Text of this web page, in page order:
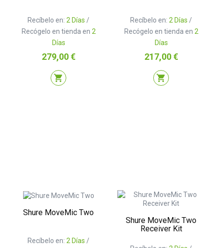
Recíbelo en: 2 Días /
Recógelo en tienda en 2
Días
Precio
279,00 €
shopping_cart
Recíbelo en: 2 Días /
Recógelo en tienda en 2
Días
Precio
217,00 €
shopping_cart
Shure MoveMic Two
Recíbelo en: 2 Días /
Shure MoveMic Two
Receiver Kit